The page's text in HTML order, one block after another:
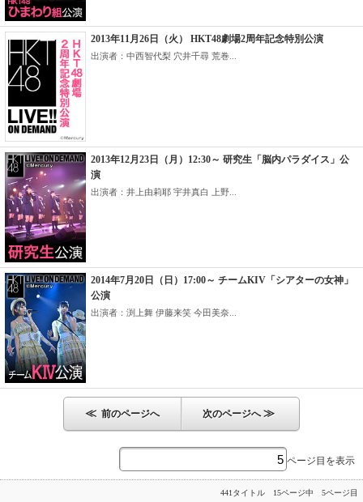
2013年11月26日（火） HKT48劇場2周年記念特別公演
出演者：中西智代梨 穴井千尋 荒巻...
2013年12月23日（月）12:30～ 研究生「脳内パラダイス」公
演
出演者：井上由莉耶 宇井真白 上野...
2014年7月20日（日）17:00～ チームKIV「シアターの女神」
公演
出演者：渕上舞 伊藤来笑 今田美奈...
≪ 前のページへ 次のページへ≫
ページ目を表示
441タイトル 15ページ中 5ページ目